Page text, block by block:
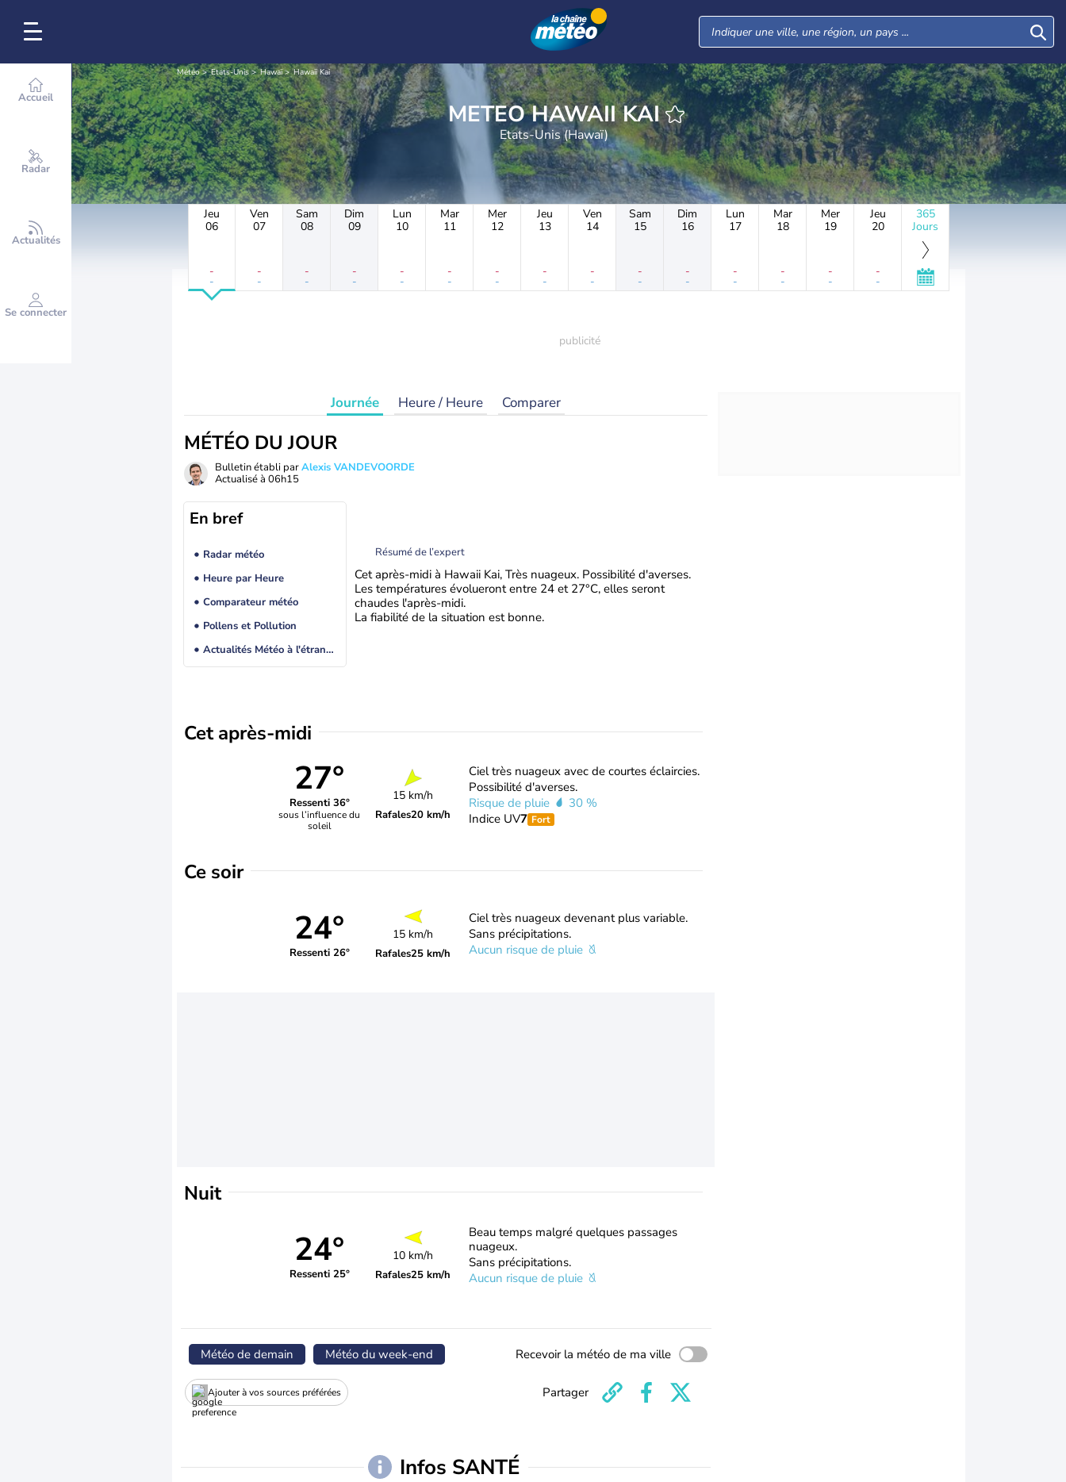
Accueil
Radar
Actualités
Se connecter
Météo Etats-Unis Hawaï Hawaii Kai
METEO HAWAII KAI
Etats-Unis (Hawaï)
Jeu
06
-
-
Ven
07
-
-
Sam
08
-
-
Dim
09
-
-
Lun
10
-
-
Mar
11
-
-
Mer
12
-
-
Jeu
13
-
-
Ven
14
-
-
Sam
15
-
-
Dim
16
-
-
Lun
17
-
-
Mar
18
-
-
Mer
19
-
-
Jeu
20
-
-
365
Jours
Journée Heure / Heure Comparer
MÉTÉO DU JOUR
Bulletin établi parAlexis VANDEVOORDE
Actualisé à 06h15
En bref
Radar météo
Heure par Heure
Comparateur météo
Pollens et Pollution
Actualités Météo à l'étranger
Résumé de l’expert
Cet après-midi à Hawaii Kai, Très nuageux. Possibilité d'averses.
Les températures évolueront entre 24 et 27°C, elles seront
chaudes l'après-midi.
La fiabilité de la situation est bonne.
Cet après-midi
27°
Ressenti 36°
sous l’influence du
soleil
15 km/h
Rafales20 km/h
Ciel très nuageux avec de courtes éclaircies.
Possibilité d'averses.
Risque de pluie
30 %
Indice UV7 Fort
Ce soir
24°
Ressenti 26°
15 km/h
Rafales25 km/h
Ciel très nuageux devenant plus variable.
Sans précipitations.
Aucun risque de pluie
Nuit
24°
Ressenti 25°
10 km/h
Rafales25 km/h
Beau temps malgré quelques passages
nuageux.
Sans précipitations.
Aucun risque de pluie
Météo de demain Météo du week-end Recevoir la météo de ma ville
Ajouter à vos sources préférées Partager
Infos SANTÉ